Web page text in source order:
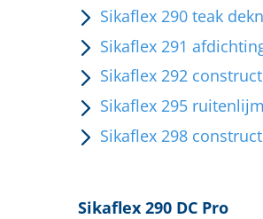
Sikaflex 290 teak
Sikaflex 291
Sikaflex 292
Sikaflex 295 ruitenlijm
Sikaflex 298
Sikaflex 290 DC Pro